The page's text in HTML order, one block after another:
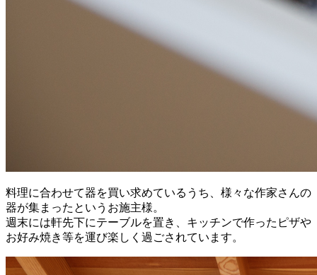
料理に合わせて器を買い求めているうち、様々な作家さんの
器が集まったというお施主様。
週末には軒先下にテーブルを置き、キッチンで作ったピザや
お好み焼き等を運び楽しく過ごされています。